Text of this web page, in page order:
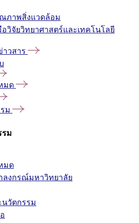
ภาพสิ่งแวดล้อม
อวิจัยวิทยาศาสตร์และเทคโนโลยี
าวสาร
มด
ม
รม
มด
ลงกรณ์มหาวิทยาลัย
นวัตกรรม